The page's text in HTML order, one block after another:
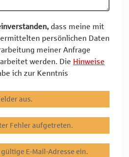
dass meine mit
persönlichen Daten
meiner Anfrage
werden. Die Hinweise
ich zur Kenntnis
aus.
Fehler aufgetreten.
E-Mail-Adresse ein.